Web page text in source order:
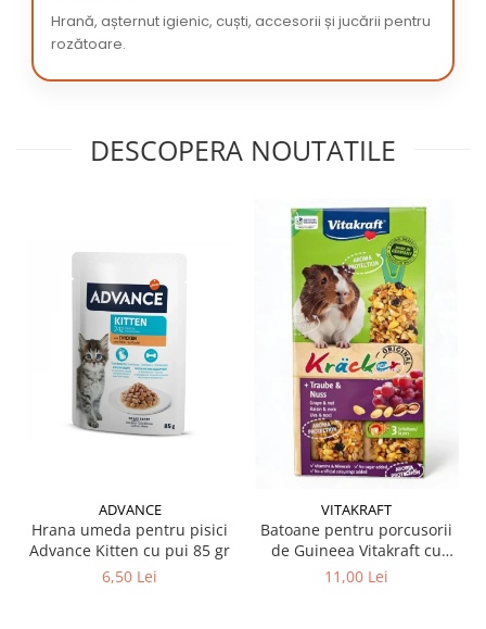
Hrană, așternut igienic, cuști, accesorii și jucării pentru
rozătoare.
DESCOPERA NOUTATILE
ADVANCE
Hrana umeda pentru pisici
Advance Kitten cu pui 85 gr
6,50 Lei
VITAKRAFT
Batoane pentru porcusorii
de Guineea Vitakraft cu
struguri & nuci 2 buc
11,00 Lei